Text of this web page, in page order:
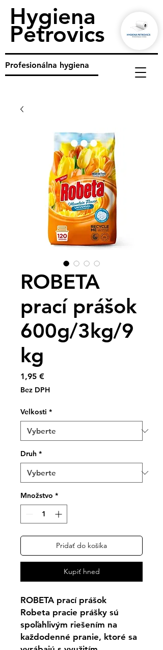
Profesionálna hygiena
Hygiena
Petrovics
ROBETA
prací prášok
600g/3kg/9
kg
1,95 €Price
Bez DPH
Velkosti *
Druh *
Množstvo *
Pridať do košíka
Kupiť hneď
ROBETA prací prášok
Robeta pracie prášky sú
spoľahlivým riešením na
každodenné pranie, ktoré sa